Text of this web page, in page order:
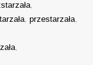
,
, przestarzała,
,